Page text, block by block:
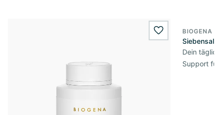
wishlist.add
BIOGENA
Dein
Support für